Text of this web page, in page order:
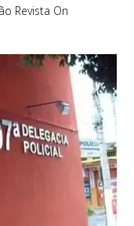
Revista On